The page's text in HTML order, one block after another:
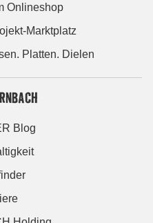
Onlineshop
Marktplatz
Platten. Dielen
Blog